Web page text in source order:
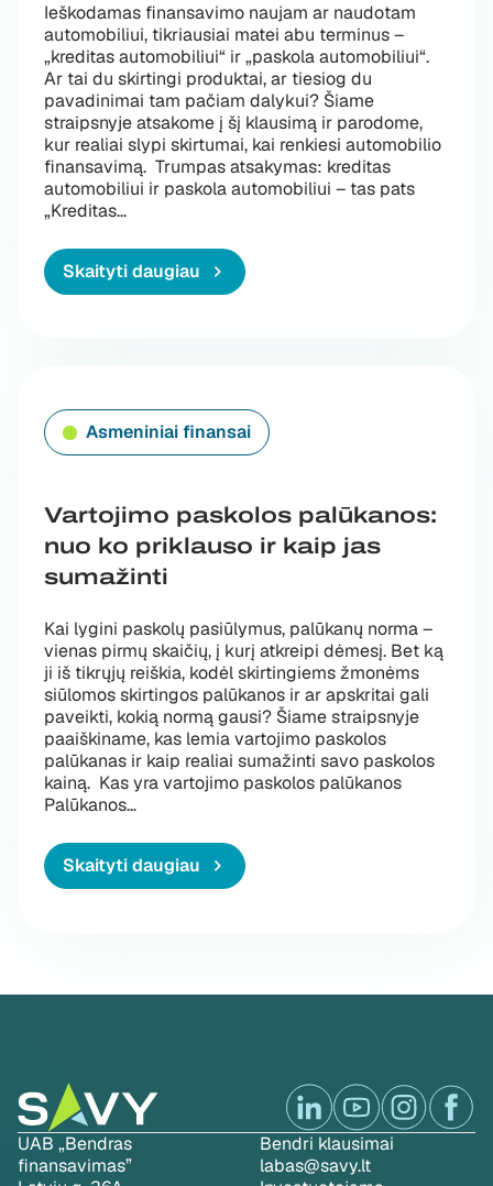
Ieškodamas finansavimo naujam ar naudotam
automobiliui, tikriausiai matei abu terminus –
„kreditas automobiliui“ ir „paskola automobiliui“.
Ar tai du skirtingi produktai, ar tiesiog du
pavadinimai tam pačiam dalykui? Šiame
straipsnyje atsakome į šį klausimą ir parodome,
kur realiai slypi skirtumai, kai renkiesi automobilio
finansavimą. Trumpas atsakymas: kreditas
automobiliui ir paskola automobiliui – tas pats
„Kreditas…„Kreditas automobiliui vs paskola
Skaityti daugiau
Asmeniniai finansai
Vartojimo paskolos palūkanos:
nuo ko priklauso ir kaip jas
sumažinti
Kai lygini paskolų pasiūlymus, palūkanų norma –
vienas pirmų skaičių, į kurį atkreipi dėmesį. Bet ką
ji iš tikrųjų reiškia, kodėl skirtingiems žmonėms
siūlomos skirtingos palūkanos ir ar apskritai gali
paveikti, kokią normą gausi? Šiame straipsnyje
paaiškiname, kas lemia vartojimo paskolos
palūkanas ir kaip realiai sumažinti savo paskolos
kainą. Kas yra vartojimo paskolos palūkanos
Palūkanos…„Vartojimo paskolos palūkanos: nuo ko
Skaityti daugiau
UAB „Bendras
finansavimas”
Bendri klausimai
labas@savy.lt